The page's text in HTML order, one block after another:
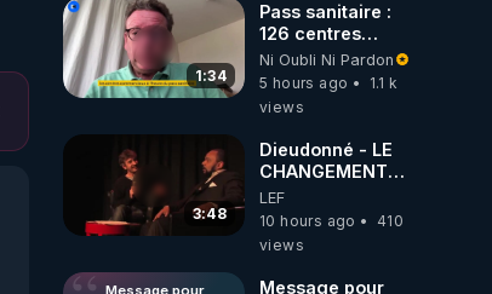
1:34
Pass sanitaire :
126 centres
commerciaux
concernés par
l'obligation dans
Ni Oubli Ni Pardon
5 hours ago
1.1 k
views
3:48
Dieudonné - LE
CHANGEMENT
C'EST
MAINTENANT
LEF
10 hours ago
410
views
Message pour
Message pour